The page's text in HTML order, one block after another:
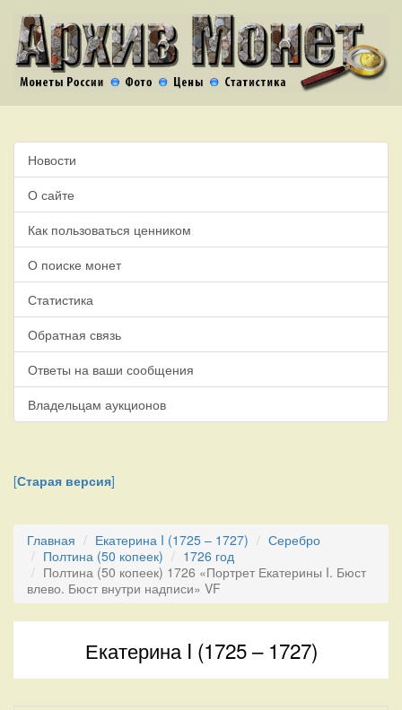
Новости
О сайте
Как пользоваться ценником
О поиске монет
Статистика
Обратная связь
Ответы на ваши сообщения
Владельцам аукционов
[Старая версия]
Главная Екатерина I (1725 – 1727)
Серебро
Полтина (50 копеек)
1726 год
Полтина (50 копеек) 1726 «Портрет Екатерины I. Бюст
влево. Бюст внутри надписи» VF
Екатерина I (1725 – 1727)